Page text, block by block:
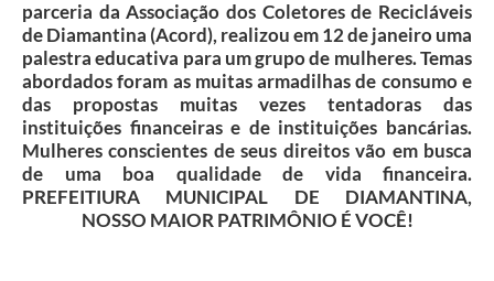
parceria da Associação dos Coletores de Recicláveis
de Diamantina (Acord), realizou em 12 de janeiro uma
palestra educativa para um grupo de mulheres. Temas
abordados foram as muitas armadilhas de consumo e
das propostas muitas vezes tentadoras das
instituições financeiras e de instituições bancárias.
Mulheres conscientes de seus direitos vão em busca
de uma boa qualidade de vida financeira.
PREFEITIURA MUNICIPAL DE DIAMANTINA,
NOSSO MAIOR PATRIMÔNIO É VOCÊ!